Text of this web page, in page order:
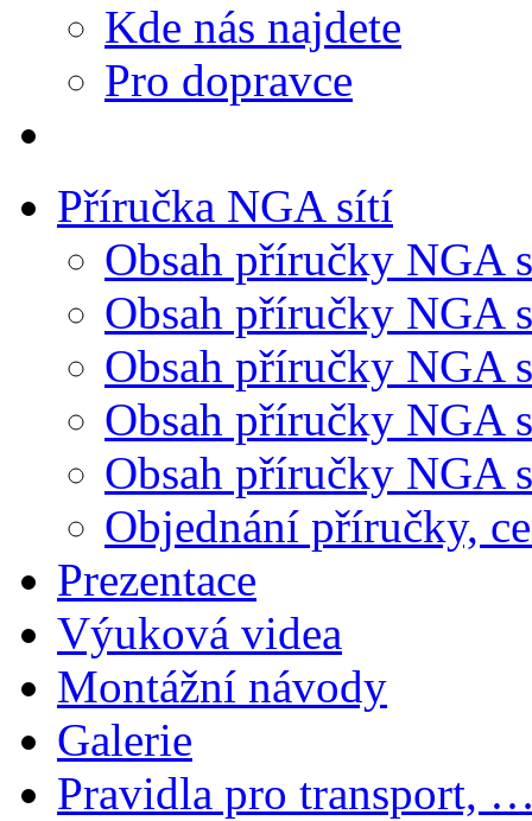
Kde nás najdete
Pro dopravce
Příručka NGA sítí
Obsah příručky NGA
Obsah příručky NGA
Obsah příručky NGA
Obsah příručky NGA
Obsah příručky NGA
Objednání příručky,
Prezentace
Výuková videa
Montážní návody
Galerie
Pravidla pro transport,